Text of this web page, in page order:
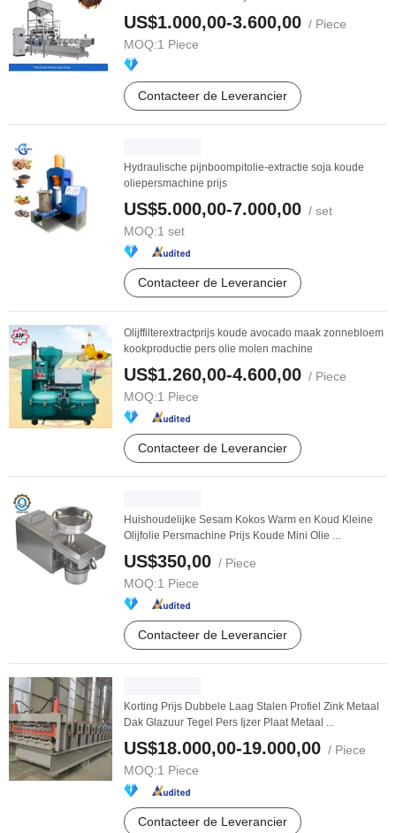
US$1.000,00-3.600,00 / Piece
MOQ:1 Piece
Contacteer de Leverancier
Hydraulische pijnboompitolie-extractie soja koude
oliepersmachine prijs
US$5.000,00-7.000,00 / set
MOQ:1 set
Contacteer de Leverancier
Olijffilterextractprijs koude avocado maak zonnebloem
kookproductie pers olie molen machine
US$1.260,00-4.600,00 / Piece
MOQ:1 Piece
Contacteer de Leverancier
Huishoudelijke Sesam Kokos Warm en Koud Kleine
Olijfolie Persmachine Prijs Koude Mini Olie ...
US$350,00 / Piece
MOQ:1 Piece
Contacteer de Leverancier
Korting Prijs Dubbele Laag Stalen Profiel Zink Metaal
Dak Glazuur Tegel Pers Ijzer Plaat Metaal ...
US$18.000,00-19.000,00 / Piece
MOQ:1 Piece
Contacteer de Leverancier